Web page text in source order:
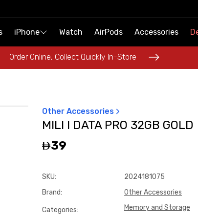
iPhone Watch AirPods Accessories
Order Online, Collect Quickly In-Store
iPhone Watch AirPods Accessories
Order Online, Collect Quickly In-Store
Other Accessories
MILI I DATA PRO 32GB GOLD
39
SKU:
2024181075
Brand: Other Accessories
Categories: Memory and Storage